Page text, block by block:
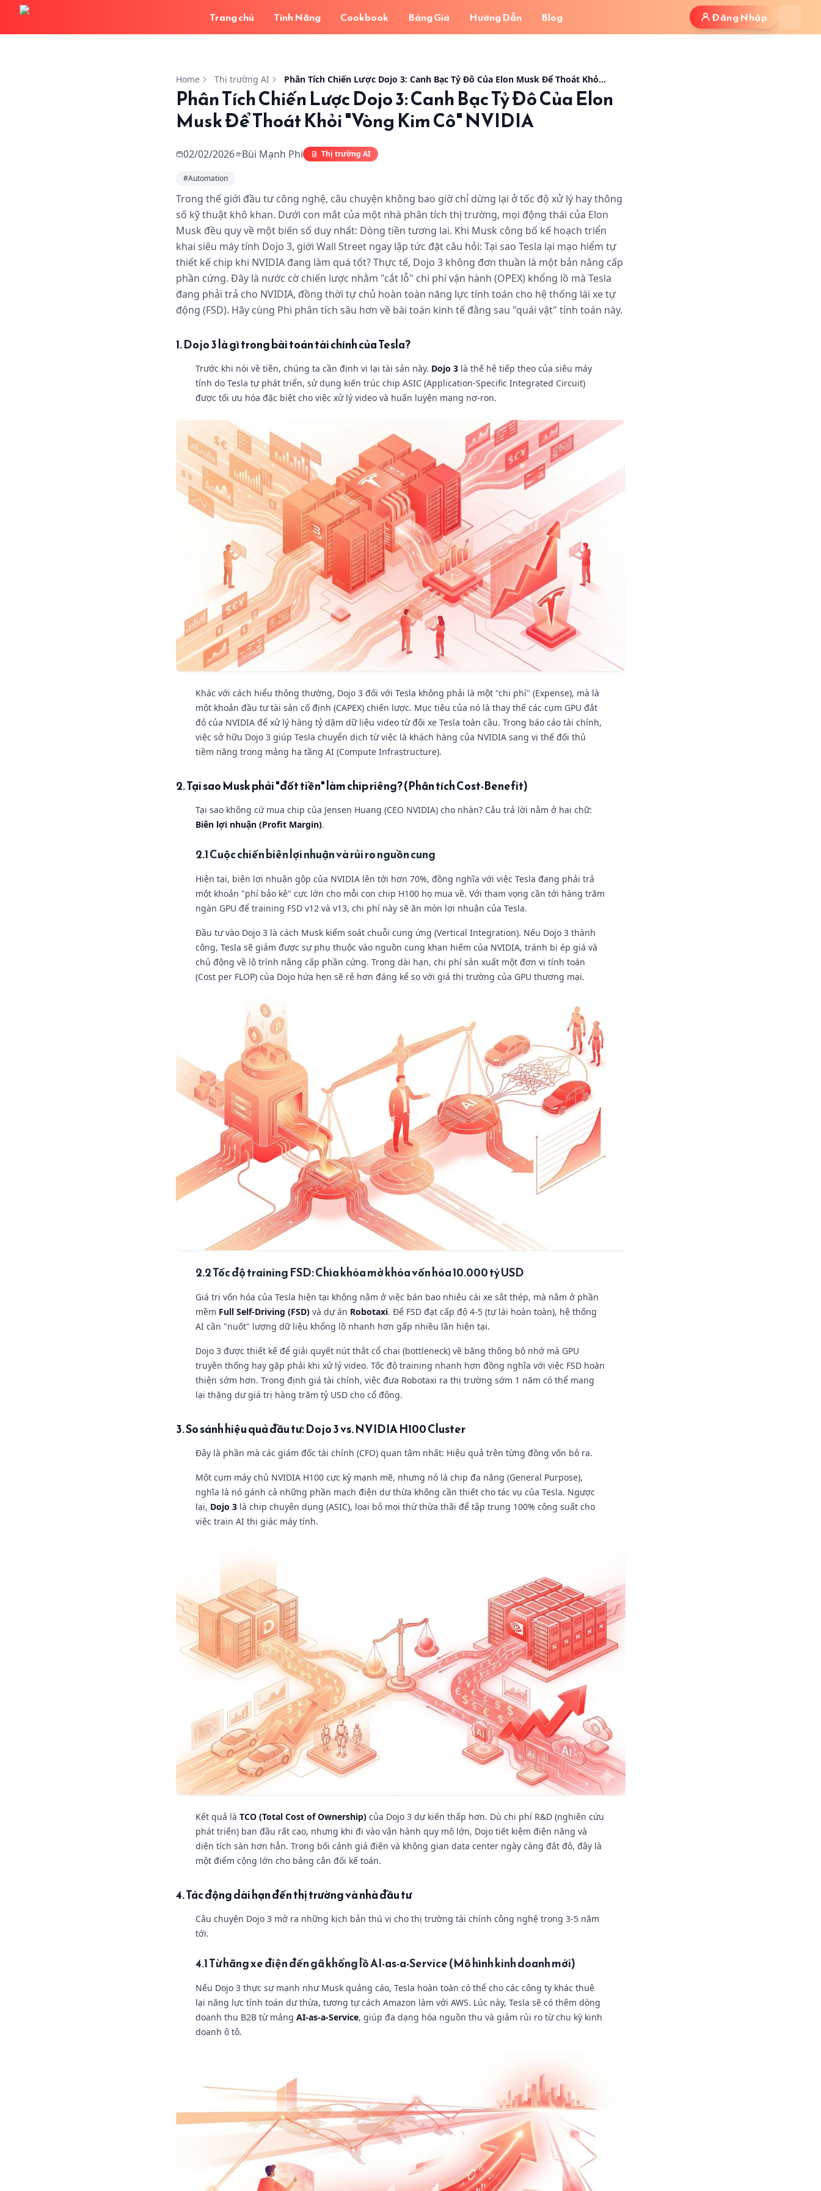
Trang chủ Tính Năng Cookbook Bảng Giá Hướng Dẫn Blog Đăng Nhập
Home Thị trường AI Phân Tích Chiến Lược Dojo 3: Canh Bạc Tỷ Đô Của Elon Musk Để Thoát Khỏi "Vòng Kim Cô" NVIDIA
Phân Tích Chiến Lược Dojo 3: Canh Bạc Tỷ Đô Của Elon
Musk Để Thoát Khỏi "Vòng Kim Cô" NVIDIA
02/02/2026 Bùi Mạnh Phi Thị trường AI
#Automation
Trong thế giới đầu tư công nghệ, câu chuyện không bao giờ chỉ dừng lại ở tốc độ xử lý hay thông
số kỹ thuật khô khan. Dưới con mắt của một nhà phân tích thị trường, mọi động thái của Elon
Musk đều quy về một biến số duy nhất: Dòng tiền tương lai. Khi Musk công bố kế hoạch triển
khai siêu máy tính Dojo 3, giới Wall Street ngay lập tức đặt câu hỏi: Tại sao Tesla lại mạo hiểm tự
thiết kế chip khi NVIDIA đang làm quá tốt? Thực tế, Dojo 3 không đơn thuần là một bản nâng cấp
phần cứng. Đây là nước cờ chiến lược nhằm "cắt lỗ" chi phí vận hành (OPEX) khổng lồ mà Tesla
đang phải trả cho NVIDIA, đồng thời tự chủ hoàn toàn năng lực tính toán cho hệ thống lái xe tự
động (FSD). Hãy cùng Phi phân tích sâu hơn về bài toán kinh tế đằng sau "quái vật" tính toán này.
1. Dojo 3 là gì trong bài toán tài chính của Tesla?
Trước khi nói về tiền, chúng ta cần định vị lại tài sản này. Dojo 3 là thế hệ tiếp theo của siêu máy
tính do Tesla tự phát triển, sử dụng kiến trúc chip ASIC (Application-Specific Integrated Circuit)
được tối ưu hóa đặc biệt cho việc xử lý video và huấn luyện mạng nơ-ron.
Khác với cách hiểu thông thường, Dojo 3 đối với Tesla không phải là một "chi phí" (Expense), mà là
một khoản đầu tư tài sản cố định (CAPEX) chiến lược. Mục tiêu của nó là thay thế các cụm GPU đắt
đỏ của NVIDIA để xử lý hàng tỷ dặm dữ liệu video từ đội xe Tesla toàn cầu. Trong báo cáo tài chính,
việc sở hữu Dojo 3 giúp Tesla chuyển dịch từ việc là khách hàng của NVIDIA sang vị thế đối thủ
tiềm năng trong mảng hạ tầng AI (Compute Infrastructure).
2. Tại sao Musk phải "đốt tiền" làm chip riêng? (Phân tích Cost-Benefit)
Tại sao không cứ mua chip của Jensen Huang (CEO NVIDIA) cho nhàn? Câu trả lời nằm ở hai chữ:
Biên lợi nhuận (Profit Margin).
2.1 Cuộc chiến biên lợi nhuận và rủi ro nguồn cung
Hiện tại, biên lợi nhuận gộp của NVIDIA lên tới hơn 70%, đồng nghĩa với việc Tesla đang phải trả
một khoản "phí bảo kê" cực lớn cho mỗi con chip H100 họ mua về. Với tham vọng cần tới hàng trăm
ngàn GPU để training FSD v12 và v13, chi phí này sẽ ăn mòn lợi nhuận của Tesla.
Đầu tư vào Dojo 3 là cách Musk kiểm soát chuỗi cung ứng (Vertical Integration). Nếu Dojo 3 thành
công, Tesla sẽ giảm được sự phụ thuộc vào nguồn cung khan hiếm của NVIDIA, tránh bị ép giá và
chủ động về lộ trình nâng cấp phần cứng. Trong dài hạn, chi phí sản xuất một đơn vị tính toán
(Cost per FLOP) của Dojo hứa hẹn sẽ rẻ hơn đáng kể so với giá thị trường của GPU thương mại.
2.2 Tốc độ training FSD: Chìa khóa mở khóa vốn hóa 10.000 tỷ USD
Giá trị vốn hóa của Tesla hiện tại không nằm ở việc bán bao nhiêu cái xe sắt thép, mà nằm ở phần
mềm Full Self-Driving (FSD) và dự án Robotaxi. Để FSD đạt cấp độ 4-5 (tự lái hoàn toàn), hệ thống
AI cần "nuốt" lượng dữ liệu khổng lồ nhanh hơn gấp nhiều lần hiện tại.
Dojo 3 được thiết kế để giải quyết nút thắt cổ chai (bottleneck) về băng thông bộ nhớ mà GPU
truyền thống hay gặp phải khi xử lý video. Tốc độ training nhanh hơn đồng nghĩa với việc FSD hoàn
thiện sớm hơn. Trong định giá tài chính, việc đưa Robotaxi ra thị trường sớm 1 năm có thể mang
lại thặng dư giá trị hàng trăm tỷ USD cho cổ đông.
3. So sánh hiệu quả đầu tư: Dojo 3 vs. NVIDIA H100 Cluster
Đây là phần mà các giám đốc tài chính (CFO) quan tâm nhất: Hiệu quả trên từng đồng vốn bỏ ra.
Một cụm máy chủ NVIDIA H100 cực kỳ mạnh mẽ, nhưng nó là chip đa năng (General Purpose),
nghĩa là nó gánh cả những phần mạch điện dư thừa không cần thiết cho tác vụ của Tesla. Ngược
lại, Dojo 3 là chip chuyên dụng (ASIC), loại bỏ mọi thứ thừa thãi để tập trung 100% công suất cho
việc train AI thị giác máy tính.
Kết quả là TCO (Total Cost of Ownership) của Dojo 3 dự kiến thấp hơn. Dù chi phí R&D (nghiên cứu
phát triển) ban đầu rất cao, nhưng khi đi vào vận hành quy mô lớn, Dojo tiết kiệm điện năng và
diện tích sàn hơn hẳn. Trong bối cảnh giá điện và không gian data center ngày càng đắt đỏ, đây là
một điểm cộng lớn cho bảng cân đối kế toán.
4. Tác động dài hạn đến thị trường và nhà đầu tư
Câu chuyện Dojo 3 mở ra những kịch bản thú vị cho thị trường tài chính công nghệ trong 3-5 năm
tới.
4.1 Từ hãng xe điện đến gã khổng lồ AI-as-a-Service (Mô hình kinh doanh mới)
Nếu Dojo 3 thực sự mạnh như Musk quảng cáo, Tesla hoàn toàn có thể cho các công ty khác thuê
lại năng lực tính toán dư thừa, tương tự cách Amazon làm với AWS. Lúc này, Tesla sẽ có thêm dòng
doanh thu B2B từ mảng AI-as-a-Service, giúp đa dạng hóa nguồn thu và giảm rủi ro từ chu kỳ kinh
doanh ô tô.